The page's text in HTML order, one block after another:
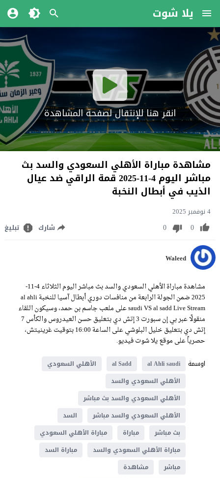
يلا شوت
انقر هنا للإنتقال لصفحة المشاهدة
مشاهدة مباراة الأهلي السعودي والسد بث
مباشر اليوم 4-11-2025 قمة الراقي ضد عيال
الذيب في أبطال النخبة
4 نوفمبر 2025
0
0 شارك تبليغ
Waleed
مشاهدة مباراة الأهلي السعودي والسد بث مباشر اليوم الثلاثاء 4-11-
2025 ضمن الجولة الرابعة من منافسات دوري أبطال آسيا للنخبة al ahli
saudi VS al sadd Live Stream على ملعب جاسم بن حمد، وسيكون اللقاء
منقولًا عبر بي إن سبورت 3 إتش دي بتعليق حسن العيدروس والكأس 7
إتش دي بتعليق خليل البلوشي على الساعة 16:00 بتوقيت غرينيتش،
حصرياً على موقع يلا شوت فيديو.
اوسمة
al Ahli saudi
al Sadd
الأهلي السعودي
الأهلي السعودي والسد
الأهلي السعودي والسد بث مباشر
الأهلي السعودي والسد مباشر
السد
بث مباشر
مباراة
مباراة الأهلي السعودي
مباراة الأهلي السعودي والسد
مباراة السد
مباشر
مشاهدة